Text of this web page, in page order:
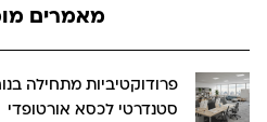
מאמרים
פרודוקטיביות מתחילה
סטנדרטי לכסא אורטופדי